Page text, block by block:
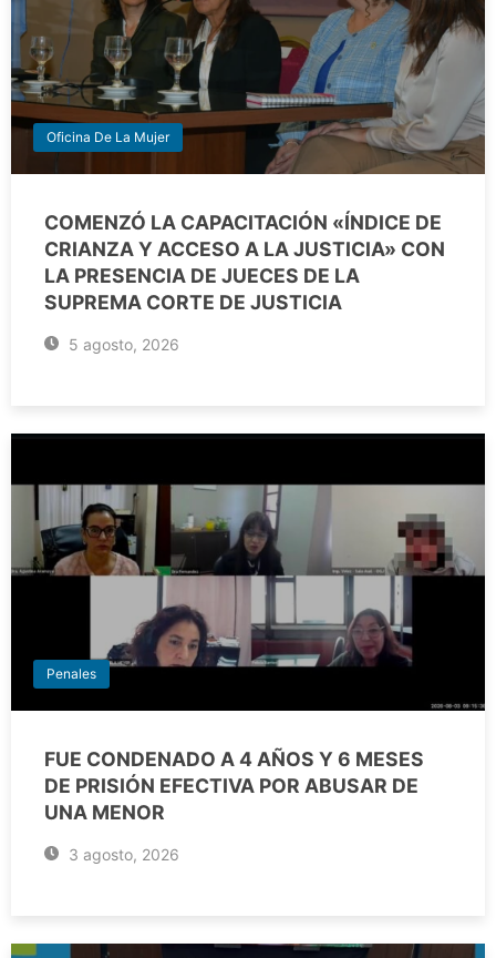
Oficina De La Mujer
COMENZÓ LA CAPACITACIÓN «ÍNDICE DE
CRIANZA Y ACCESO A LA JUSTICIA» CON
LA PRESENCIA DE JUECES DE LA
SUPREMA CORTE DE JUSTICIA
5 agosto, 2026
Penales
FUE CONDENADO A 4 AÑOS Y 6 MESES
DE PRISIÓN EFECTIVA POR ABUSAR DE
UNA MENOR
3 agosto, 2026